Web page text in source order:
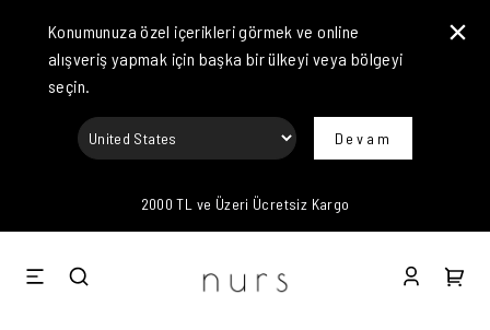
Konumunuza özel içerikleri görmek ve online
alışveriş yapmak için başka bir ülkeyi veya bölgeyi
seçin.
Devam
2000 TL ve Üzeri Ücretsiz Kargo